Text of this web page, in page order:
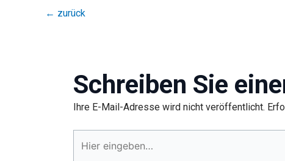
← zurück
Schreiben Sie
Ihre E-Mail-Adresse wird nicht veröffentlicht.
eingeben…